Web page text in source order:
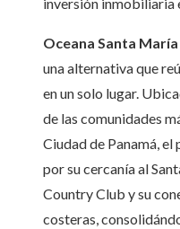
inversión inmobiliaria
Oceana Santa María
una alternativa que
en un solo lugar.
de las comunidades
Ciudad de Panamá,
por su cercanía al
Country Club y su
costeras,